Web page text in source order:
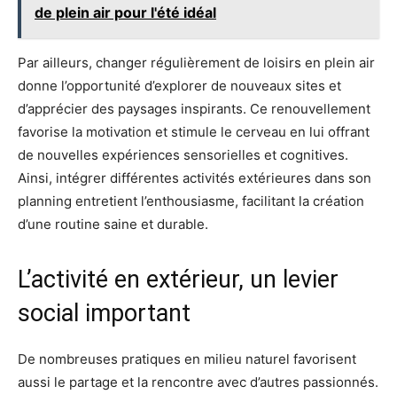
de plein air pour l'été idéal
Par ailleurs, changer régulièrement de loisirs en plein air
donne l’opportunité d’explorer de nouveaux sites et
d’apprécier des paysages inspirants. Ce renouvellement
favorise la motivation et stimule le cerveau en lui offrant
de nouvelles expériences sensorielles et cognitives.
Ainsi, intégrer différentes activités extérieures dans son
planning entretient l’enthousiasme, facilitant la création
d’une routine saine et durable.
L’activité en extérieur, un levier
social important
De nombreuses pratiques en milieu naturel favorisent
aussi le partage et la rencontre avec d’autres passionnés.